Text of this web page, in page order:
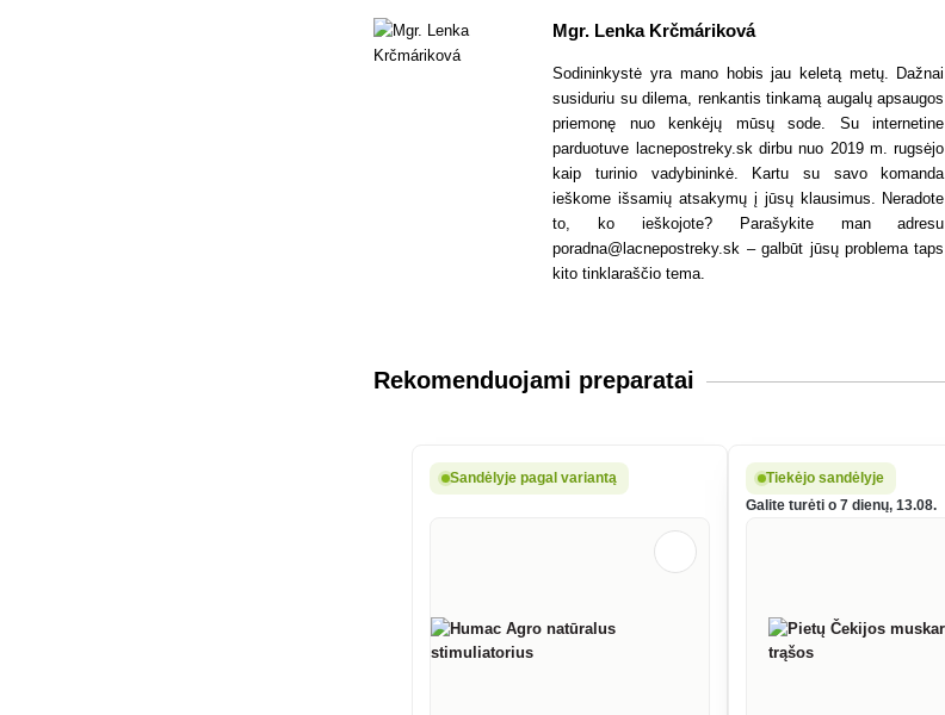
Mgr. Lenka Krčmáriková
Sodininkystė yra mano hobis jau keletą metų. Dažnai
susiduriu su dilema, renkantis tinkamą augalų apsaugos
priemonę nuo kenkėjų mūsų sode. Su internetine
parduotuve lacnepostreky.sk dirbu nuo 2019 m. rugsėjo
kaip turinio vadybininkė. Kartu su savo komanda
ieškome išsamių atsakymų į jūsų klausimus. Neradote
to, ko ieškojote? Parašykite man adresu
poradna@lacnepostreky.sk – galbūt jūsų problema taps
kito tinklaraščio tema.
Rekomenduojami preparatai
Sandėlyje pagal variantą
Tiekėjo sandėlyje
Galite turėti o 7 dienų, 13.08.